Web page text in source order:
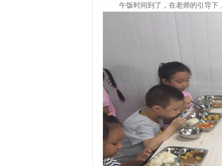
午饭时间到了，在老师的引导下，